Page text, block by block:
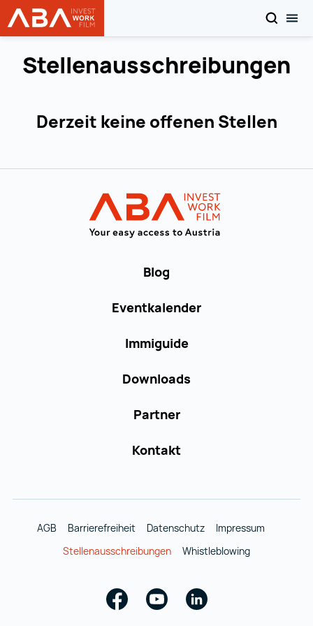
Zum Inhalt
WORK in AUSTRIA
SEARCH
Stellenausschreibungen
Derzeit keine offenen Stellen
Blog
Eventkalender
Immiguide
Downloads
Partner
Kontakt
AGB Barrierefreiheit Datenschutz
Impressum
Stellenausschreibungen
Whistleblowing
Facebook
YoutubeLinkedin